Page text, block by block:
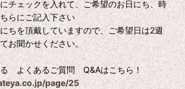
チェックを入れて、ご希望のお日にち、時
らにご記入下さい
ちを頂戴していますので、ご希望日は2週
お聞かせください。
る よくあるご質問 Q&Aはこちら！
page/25